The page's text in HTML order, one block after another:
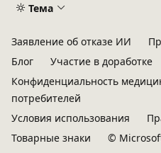
Тема
Заявление об отказе ИИ
Блог
Участие в доработке
Конфиденциальность
потребителей
Условия использования
Товарные знаки
©